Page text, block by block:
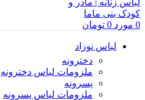
0 مورد 0 تومان
لباس نوزاد
دخترونه
ملزومات لباس دخترونه
پسرونه
ملزومات لباس پسرونه